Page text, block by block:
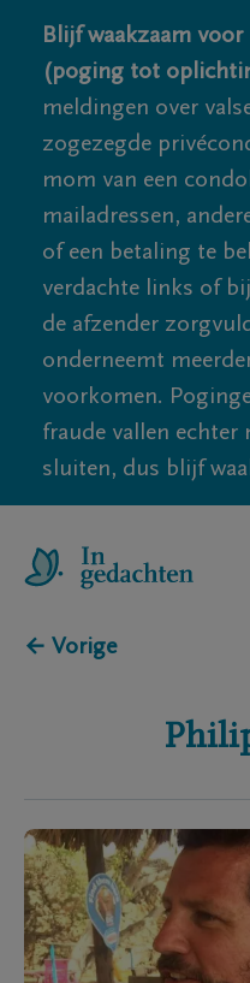
Blijf waakzaam
(poging tot
meldingen over
zogezegde
mom van een
mailadressen,
of een betaling te
verdachte links of
de afzender
onderneemt
voorkomen.
fraude vallen
sluiten, dus blijf
← Vorige